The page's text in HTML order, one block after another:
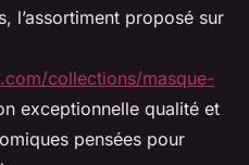
l’assortiment proposé sur
collections/masque-
exceptionnelle qualité et
pensées pour